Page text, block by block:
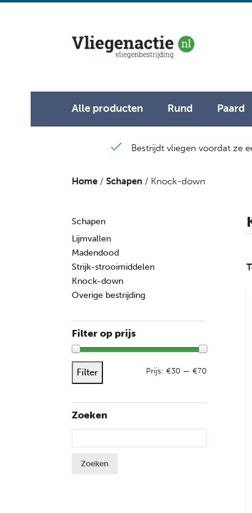
Alle producten Rund Paard
Bestrijdt vliegen voordat ze
Home / Schapen / Knock-down
Schapen
Lijmvallen
Madendood
Strijk-strooimiddelen
Knock-down
Overige bestrijding
Filter op prijs
Filter Prijs: €30 — €70
Zoeken